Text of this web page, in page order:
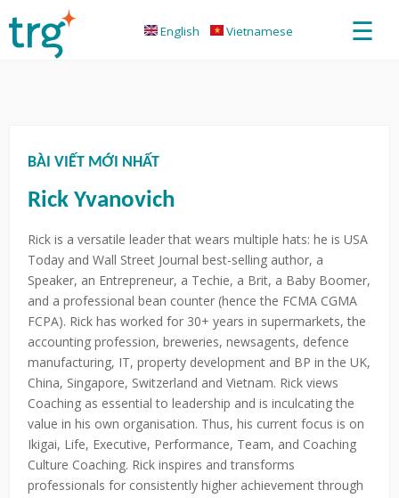
English Vietnamese ☰
BÀI VIẾT MỚI NHẤT
Rick Yvanovich
Rick is a versatile leader that wears multiple hats: he is USA
Today and Wall Street Journal best-selling author, a
Speaker, an Entrepreneur, a Techie, a Brit, a Baby Boomer,
and a professional bean counter (hence the FCMA CGMA
FCPA). Rick has worked for 30+ years in supermarkets, the
accounting profession, breweries, newsagents, defence
manufacturing, IT, property development and BP in the UK,
China, Singapore, Switzerland and Vietnam. Rick views
Coaching as essential to leadership and is inculcating the
value in his own organisation. Thus, his current focus is on
Ikigai, Life, Executive, Performance, Team, and Coaching
Culture Coaching. Rick inspires and transforms
professionals for consistently higher achievement through